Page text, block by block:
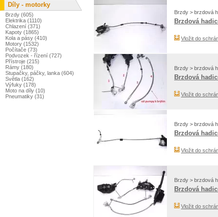
Brzdy > brzdová
Brzdová
Vložit do
Brzdy > brzdová
Brzdová
Vložit do
Brzdy > brzdová
Brzdová
Vložit do
Brzdy > brzdová
Brzdová
Vložit do
Díly - motorky
Brzdy (605)
Elektrika (1110)
Chlazení (371)
Kapoty (1865)
Kola a pásy (410)
Motory (1532)
Počítače (73)
Podvozek - řízení (727)
Přístroje (215)
Rámy (180)
Stupačky, páčky, lanka (604)
Světla (162)
Výfuky (178)
Moto na díly (10)
Pneumatiky (31)